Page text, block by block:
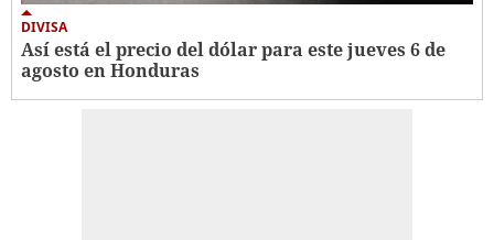
DIVISA
Así está el precio del dólar para este jueves 6 de
agosto en Honduras